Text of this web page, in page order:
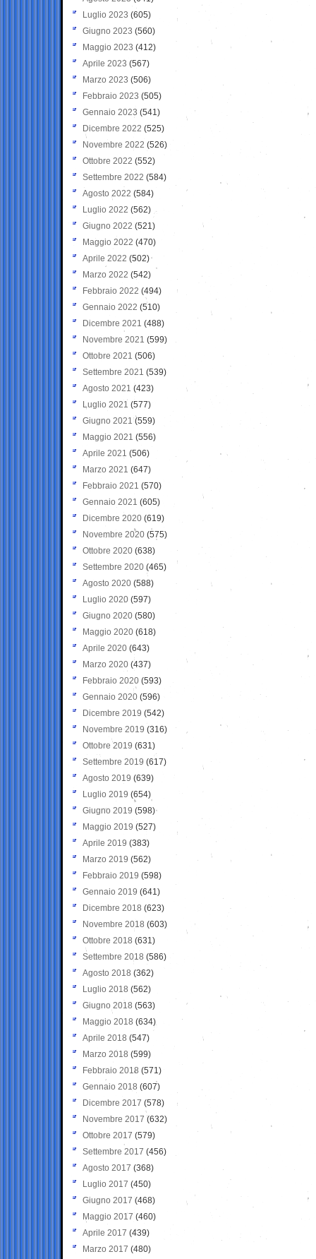
Luglio 2023 (605)
Giugno 2023 (560)
Maggio 2023 (412)
Aprile 2023 (567)
Marzo 2023 (506)
Febbraio 2023 (505)
Gennaio 2023 (541)
Dicembre 2022 (525)
Novembre 2022 (526)
Ottobre 2022 (552)
Settembre 2022 (584)
Agosto 2022 (584)
Luglio 2022 (562)
Giugno 2022 (521)
Maggio 2022 (470)
Aprile 2022 (502)
Marzo 2022 (542)
Febbraio 2022 (494)
Gennaio 2022 (510)
Dicembre 2021 (488)
Novembre 2021 (599)
Ottobre 2021 (506)
Settembre 2021 (539)
Agosto 2021 (423)
Luglio 2021 (577)
Giugno 2021(559)
Maggio 2021 (556)
Aprile 2021 (506)
Marzo 2021 (647)
Febbraio 2021 (570)
Gennaio 2021 (605)
Dicembre 2020 (619)
Novembre 2020 (575)
Ottobre 2020 (638)
Settembre 2020(465)
Agosto 2020 (588)
Luglio 2020 (597)
Giugno 2020 (580)
Maggio 2020 (618)
Aprile 2020 (643)
Marzo 2020 (437)
Febbraio 2020 (593)
Gennaio 2020 (596)
Dicembre 2019 (542)
Novembre 2019 (316)
Ottobre 2019 (631)
Settembre 2019 (617)
Agosto 2019 (639)
Luglio 2019 (654)
Giugno 2019 (598)
Maggio 2019 (527)
Aprile 2019 (383)
Marzo 2019 (562)
Febbraio 2019 (598)
Gennaio 2019 (641)
Dicembre 2018 (623)
Novembre 2018 (603)
Ottobre 2018 (631)
Settembre 2018 (586)
Agosto 2018 (362)
Luglio 2018 (562)
Giugno 2018 (563)
Maggio 2018 (634)
Aprile 2018 (547)
Marzo 2018 (599)
Febbraio 2018 (571)
Gennaio 2018 (607)
Dicembre 2017 (578)
Novembre 2017 (632)
Ottobre 2017 (579)
Settembre 2017 (456)
Agosto 2017 (368)
Luglio 2017 (450)
Giugno 2017 (468)
Maggio 2017 (460)
Aprile 2017 (439)
Marzo 2017 (480)